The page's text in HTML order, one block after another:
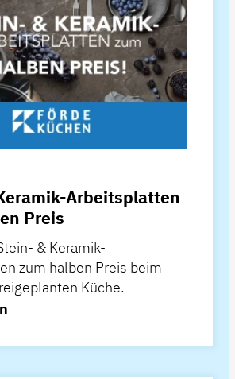
Arbeitsplatten
Preis
& Keramik-
zum halben Preis beim
Küche.